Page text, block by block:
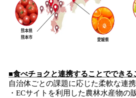
■食べチョクと連携することでできる
自治体ごとの課題に応じた柔軟な連携
・ECサイトを利用した農林水産物の